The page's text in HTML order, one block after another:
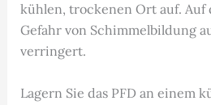
kühlen, trockenen Ort auf. Auf
Gefahr von Schimmelbildung
verringert.
Lagern Sie das PFD an einem